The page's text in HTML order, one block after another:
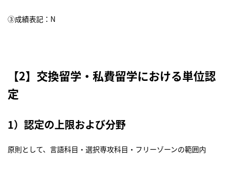
③成績表記：N
【2】交換留学・私費留学における単位認
定
1）認定の上限および分野
原則として、言語科目・選択専攻科目・フリーゾーンの範囲内